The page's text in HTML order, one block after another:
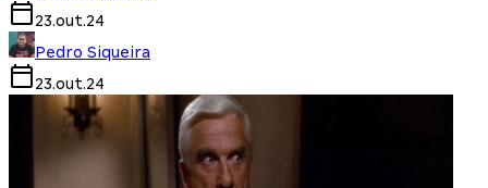
23.out.24
Pedro Siqueira
23.out.24